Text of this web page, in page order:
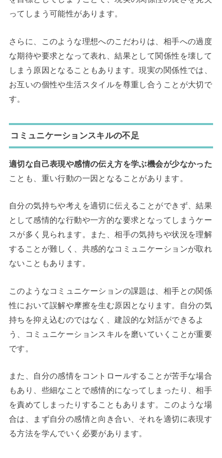
ってしまう可能性があります。
さらに、このような理想へのこだわりは、相手への過度
な期待や要求となって表れ、結果として関係性を壊して
しまう原因となることもあります。現実の関係性では、
お互いの個性や生活スタイルを尊重し合うことが大切で
す。
コミュニケーションスキルの不足
適切な自己表現や感情の伝え方を学ぶ機会が少なかった
ことも、重い行動の一因となることがあります。
自分の気持ちや考えを適切に伝えることができず、結果
として感情的な行動や一方的な要求となってしまうケー
スが多く見られます。また、相手の気持ちや状況を理解
することが難しく、共感的なコミュニケーションが取れ
ないこともあります。
このようなコミュニケーションの課題は、相手との関係
性において誤解や摩擦を生む原因となります。自分の気
持ちを抑え込むのではなく、建設的な対話ができるよ
う、コミュニケーションスキルを磨いていくことが重要
です。
また、自分の感情をコントロールすることが苦手な場合
もあり、些細なことで感情的になってしまったり、相手
を責めてしまったりすることもあります。このような場
合は、まず自分の感情と向き合い、それを適切に表現す
る方法を学んでいく必要があります。